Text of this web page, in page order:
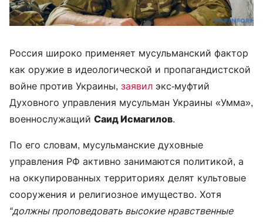
Россия широко применяет мусульманский фактор
как оружие в идеологической и пропагандистской
войне против Украины, заявил экс-муфтий
Духовного управления мусульман Украины «Умма»,
военнослужащий Саид Исмагилов.
По его словам, мусульманские духовные
управления РФ активно занимаются политикой, а
на оккупированных территориях делят культовые
сооружения и религиозное имущество. Хотя
“должны проповедовать высокие нравственные